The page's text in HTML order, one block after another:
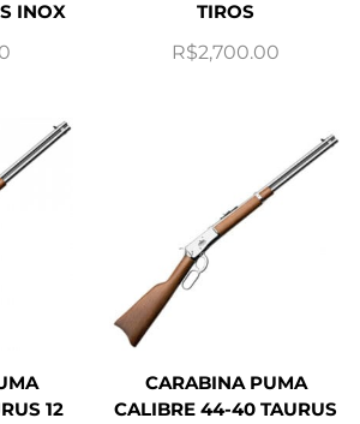
INOX
TIROS
R$2,700.00
12
CARABINA PUMA
CALIBRE 44-40 TAURUS